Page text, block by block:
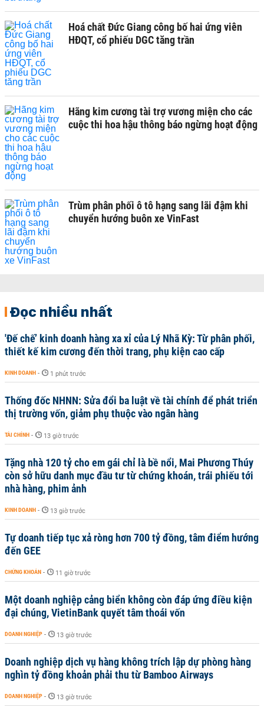
Hoá chất Đức Giang công bố hai ứng viên
HĐQT, cổ phiếu DGC tăng trần
Hãng kim cương tài trợ vương miện cho các
cuộc thi hoa hậu thông báo ngừng hoạt động
Trùm phân phối ô tô hạng sang lãi đậm khi
chuyển hướng buôn xe VinFast
Đọc nhiều nhất
'Đế chế’ kinh doanh hàng xa xỉ của Lý Nhã Kỳ: Từ phân phối,
thiết kế kim cương đến thời trang, phụ kiện cao cấp
KINH DOANH - 1 phút trước
Thống đốc NHNN: Sửa đổi ba luật về tài chính để phát triển
thị trường vốn, giảm phụ thuộc vào ngân hàng
TÀI CHÍNH - 13 giờ trước
Tặng nhà 120 tỷ cho em gái chỉ là bề nổi, Mai Phương Thúy
còn sở hữu danh mục đầu tư từ chứng khoán, trái phiếu tới
nhà hàng, phim ảnh
KINH DOANH - 13 giờ trước
Tự doanh tiếp tục xả ròng hơn 700 tỷ đồng, tâm điểm hướng
đến GEE
CHỨNG KHOÁN - 11 giờ trước
Một doanh nghiệp cảng biển không còn đáp ứng điều kiện
đại chúng, VietinBank quyết tâm thoái vốn
DOANH NGHIỆP - 13 giờ trước
Doanh nghiệp dịch vụ hàng không trích lập dự phòng hàng
nghìn tỷ đồng khoản phải thu từ Bamboo Airways
DOANH NGHIỆP - 13 giờ trước